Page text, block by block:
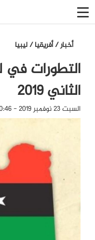
أخبار/أفريقيا/ليبيا
الثاني 2019
السبت 23 نوفمبر 2019 - 00:46